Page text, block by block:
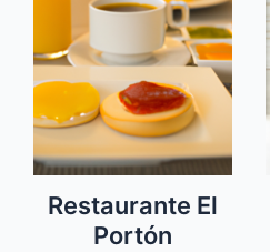
Restaurante El
Portón